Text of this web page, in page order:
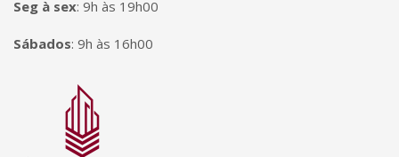
Seg à sex: 9h às 19h00
Sábados: 9h às 16h00
Página inicial